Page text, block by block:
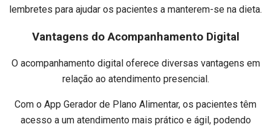
lembretes para ajudar os pacientes a manterem-se na dieta.
Vantagens do Acompanhamento Digital
O acompanhamento digital oferece diversas vantagens em
relação ao atendimento presencial.
Com o App Gerador de Plano Alimentar, os pacientes têm
acesso a um atendimento mais prático e ágil, podendo